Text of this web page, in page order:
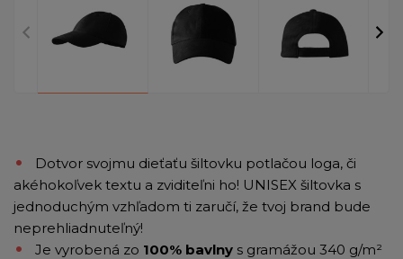
Dotvor svojmu dieťaťu šiltovku potlačou loga, či
akéhokoľvek textu a zviditeľni ho! UNISEX šiltovka s
jednoduchým vzhľadom ti zaručí, že tvoj brand bude
neprehliadnuteľný!
Je vyrobená zo 100% bavlny s gramážou 340 g/m²